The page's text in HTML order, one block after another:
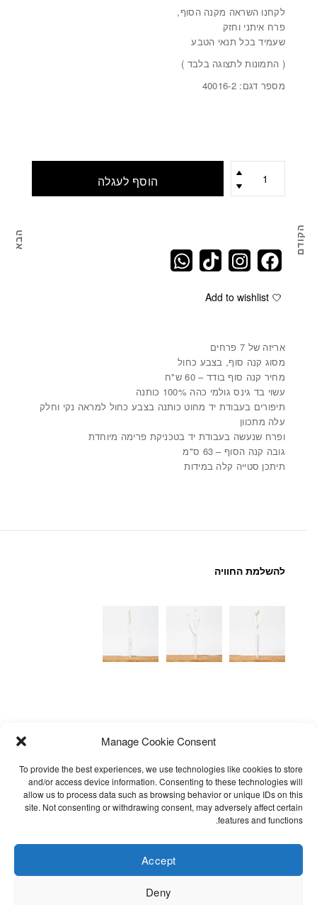
Manage Cookie Consent
To provide the best experiences, we use technologies like cookies to store
and/or access device information. Consenting to these technologies will
allow us to process data such as browsing behavior or unique IDs on this
site. Not consenting or withdrawing consent, may adversely affect certain
features and functions.
Accept
Deny
לקחנו השראה מקנה הסוף,
פרח איתני וחזק
שעמיד בכל תנאי הטבע
( התמונות לתצוגה בלבד )
מספר דגם: 40016-2
הוסף לעגלה
Add to wishlist
אריזה של 7 פרחים
מסוג קנה סוף, בצבע כחול
מחיר קנה סוף בודד – 60 ש"ח
עשוי בד גינס גולמי כהה 100% כותנה
תיפורים בעבודת יד מחוט כותנה בצבע כחול למראה נקי וחלק
עלה מתכוון
ופרח שנעשה בעבודת יד בטכניקת פרימה מיוחדת
גובה קנה הסוף – 63 ס"מ
תיתכן סטייה קלה במידות
הקודם
מארז 5 פרחים כחולים מגינס מסוג קנה סוף DENIM CATTAIL הבא
להשלמת החוויה
שאלות נפוצות
Cookie Policy (EU)
אימייל לקבלת עדכונים